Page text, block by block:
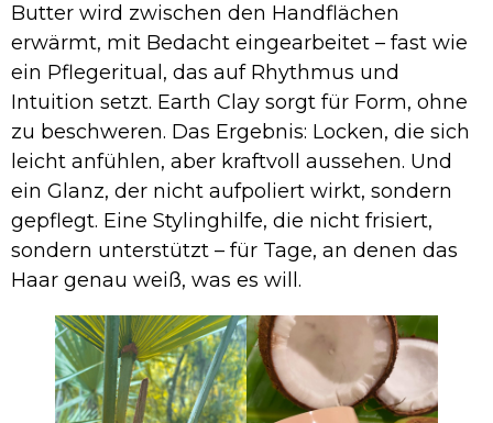
Butter wird zwischen den Handflächen
erwärmt, mit Bedacht eingearbeitet – fast wie
ein Pflegeritual, das auf Rhythmus und
Intuition setzt. Earth Clay sorgt für Form, ohne
zu beschweren. Das Ergebnis: Locken, die sich
leicht anfühlen, aber kraftvoll aussehen. Und
ein Glanz, der nicht aufpoliert wirkt, sondern
gepflegt. Eine Stylinghilfe, die nicht frisiert,
sondern unterstützt – für Tage, an denen das
Haar genau weiß, was es will.